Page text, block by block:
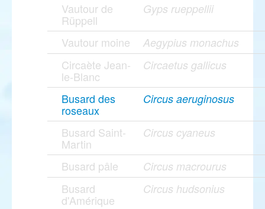
Vautour de
Rüppell
Gyps rueppellii
Vautour moine Aegypius monachus
Circaète Jean-
le-Blanc
Circaetus gallicus
Busard des
roseaux
Circus aeruginosus
Busard Saint-
Martin
Circus cyaneus
Busard pâle Circus macrourus
Busard
d'Amérique
Circus hudsonius